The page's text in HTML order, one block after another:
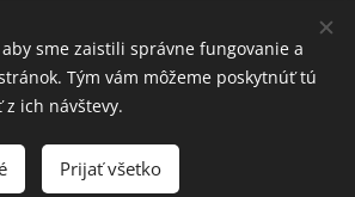
€ 92,25€
Všetky práva vyhradené
sme zaistili správne fungovanie a
Tým vám môžeme poskytnúť tú
ich návštevy.
Prijať všetko